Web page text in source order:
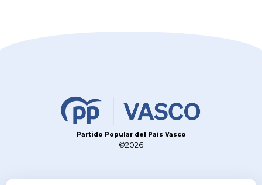
Partido Popular del País Vasco
©2026